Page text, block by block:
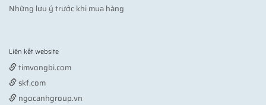
Những lưu ý trước khi mua hàng
Liên kết website
timvongbi.com
skf.com
ngocanhgroup.vn